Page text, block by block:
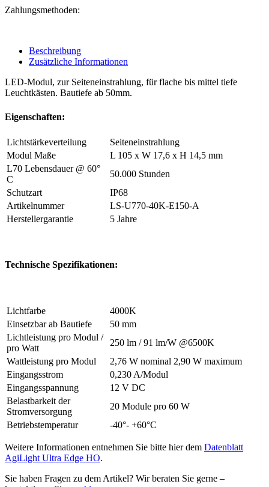
Zahlungsmethoden:
Beschreibung
Zusätzliche Informationen
LED-Modul, zur Seiteneinstrahlung, für flache bis mittel tiefe
Leuchtkästen. Bautiefe ab 50mm.
Eigenschaften:
Lichtstärkeverteilung
Seiteneinstrahlung
Modul Maße
L 105 x W 17,6 x H 14,5 mm
L70 Lebensdauer @ 60°
C
50.000 Stunden
Schutzart
IP68
Artikelnummer
LS-U770-40K-E150-A
Herstellergarantie
5 Jahre
Technische Spezifikationen:
Lichtfarbe
4000K
Einsetzbar ab Bautiefe
50 mm
Lichtleistung pro Modul /
pro Watt
250 lm / 91 lm/W @6500K
Wattleistung pro Modul
2,76 W nominal 2,90 W maximum
Eingangsstrom
0,230 A/Modul
Eingangsspannung
12 V DC
Belastbarkeit der
Stromversorgung
20 Module pro 60 W
Betriebstemperatur
-40°- +60°C
Weitere Informationen entnehmen Sie bitte hier dem Datenblatt
AgiLight Ultra Edge HO.
Sie haben Fragen zu dem Artikel? Wir beraten Sie gerne –